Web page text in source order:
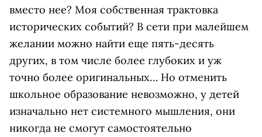
вместо нее? Моя собственная трактовка
исторических событий? В сети при малейшем
желании можно найти еще пять-десять
других, в том числе более глубоких и уж
точно более оригинальных… Но отменить
школьное образование невозможно, у детей
изначально нет системного мышления, они
никогда не смогут самостоятельно